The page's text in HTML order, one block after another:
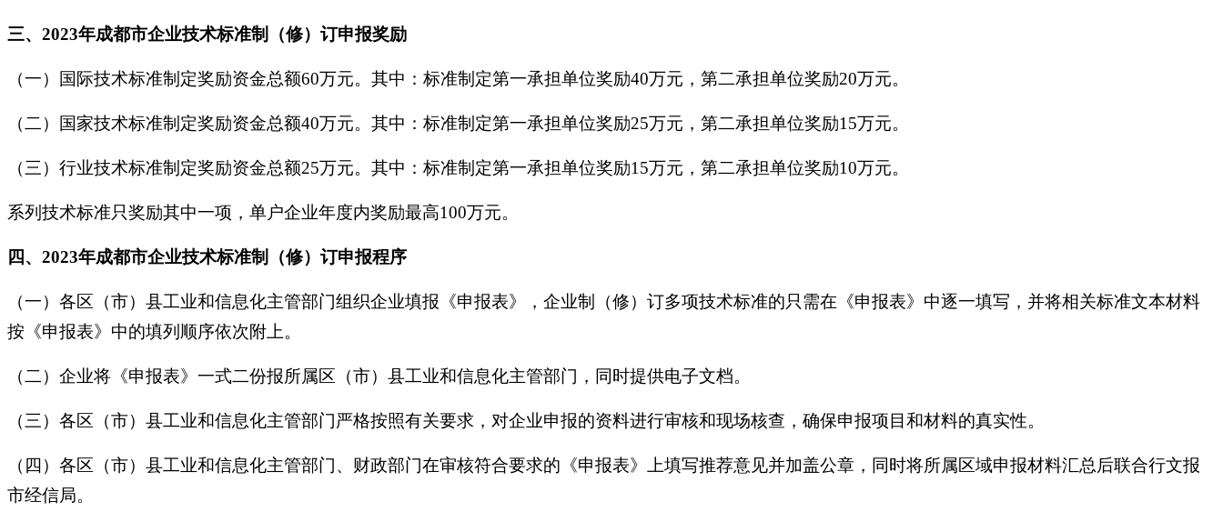
三、2023年成都市企业技术标准制（修）订申报奖励
（一）国际技术标准制定奖励资金总额60万元。其中：标准制定第一承担单位奖励40万元，第二承担单位奖励20万元。
（二）国家技术标准制定奖励资金总额40万元。其中：标准制定第一承担单位奖励25万元，第二承担单位奖励15万元。
（三）行业技术标准制定奖励资金总额25万元。其中：标准制定第一承担单位奖励15万元，第二承担单位奖励10万元。
系列技术标准只奖励其中一项，单户企业年度内奖励最高100万元。
四、2023年成都市企业技术标准制（修）订申报程序
（一）各区（市）县工业和信息化主管部门组织企业填报《申报表》，企业制（修）订多项技术标准的只需在《申报表》中逐一填写，并将相关标准文本材料
按《申报表》中的填列顺序依次附上。
（二）企业将《申报表》一式二份报所属区（市）县工业和信息化主管部门，同时提供电子文档。
（三）各区（市）县工业和信息化主管部门严格按照有关要求，对企业申报的资料进行审核和现场核查，确保申报项目和材料的真实性。
（四）各区（市）县工业和信息化主管部门、财政部门在审核符合要求的《申报表》上填写推荐意见并加盖公章，同时将所属区域申报材料汇总后联合行文报
市经信局。